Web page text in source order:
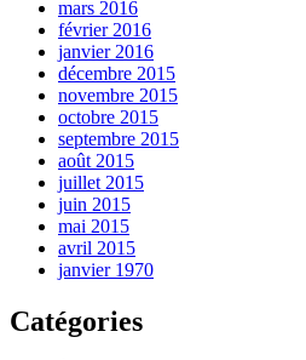
mars 2016
février 2016
janvier 2016
décembre 2015
novembre 2015
octobre 2015
septembre 2015
août 2015
juillet 2015
juin 2015
mai 2015
avril 2015
janvier 1970
Catégories